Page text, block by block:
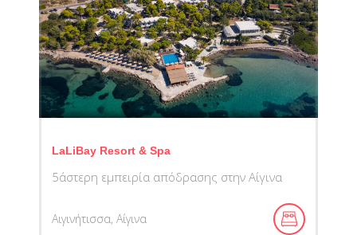
LaLiBay Resort & Spa
5άστερη εμπειρία απόδρασης στην Αίγινα
Αιγινήτισσα, Αίγινα